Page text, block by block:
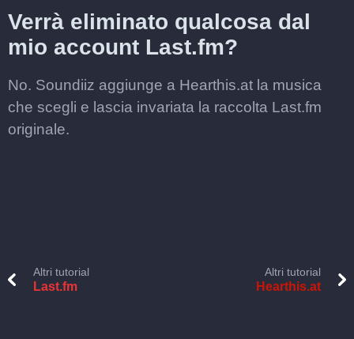
Verrà eliminato qualcosa dal
mio account Last.fm?
No. Soundiiz aggiunge a Hearthis.at la musica
che scegli e lascia invariata la raccolta Last.fm
originale.
Altri tutorial
Last.fm
Altri tutorial
Hearthis.at